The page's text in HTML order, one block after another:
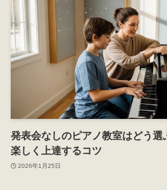
発表会なしのピアノ教室はどう選
楽しく上達するコツ
2026年1月25日